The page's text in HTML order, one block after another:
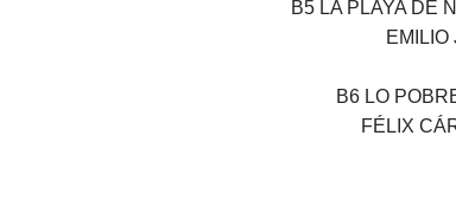
B5 LA PLAYA DE
EMILIO
B6 LO
FÉLIX